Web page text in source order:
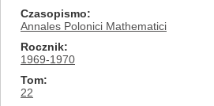
Czasopismo
Annales Polonici Mathematici
Rocznik
1969-1970
Tom
22